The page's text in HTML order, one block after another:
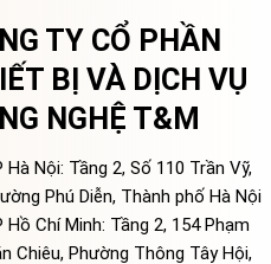
TY CỔ PHẦN
BỊ VÀ DỊCH VỤ
NGHỆ T&M
Hà Nội: Tầng 2, Số 110 Trần Vỹ,
Phú Diễn, Thành phố Hà Nội
Hồ Chí Minh: Tầng 2, 154 Phạm
Chiêu, Phường Thông Tây Hội,